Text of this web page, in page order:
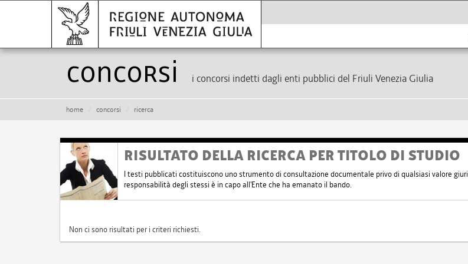
Concorsi i concorsi indetti dagli enti pubblici del Friuli Venezia Giulia
home concorsi ricerca
RISULTATO DELLA RICERCA PER TITOLO DI STUDIO
I testi pubblicati costituiscono uno strumento di consultazione documentale privo di qualsiasi valore
responsabilità degli stessi è in capo all'Ente che ha emanato il bando.
Non ci sono risultati per i criteri richiesti.